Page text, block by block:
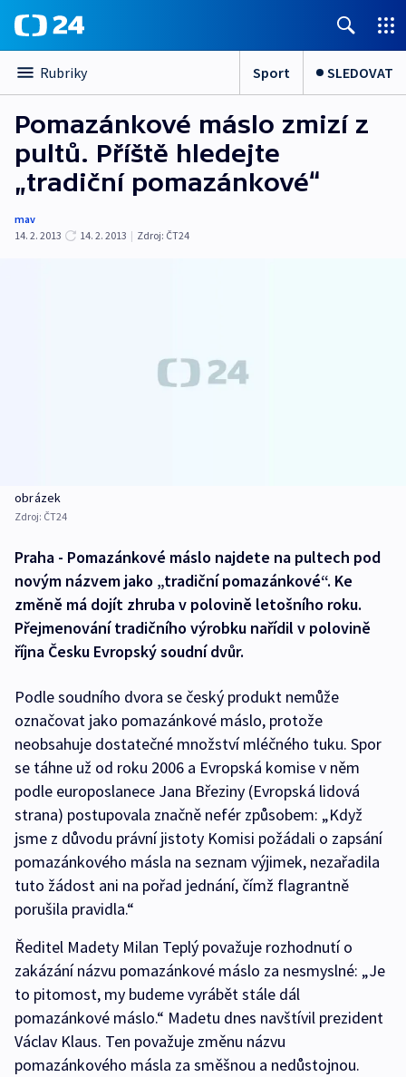
Rubriky Sport SLEDOVAT
Pomazánkové máslo zmizí z
pultů. Příště hledejte
„tradiční pomazánkové“
mav
14. 2. 2013
14. 2. 2013 | Zdroj: ČT24
obrázek
Zdroj: ČT24
Praha - Pomazánkové máslo najdete na pultech pod
novým názvem jako „tradiční pomazánkové“. Ke
změně má dojít zhruba v polovině letošního roku.
Přejmenování tradičního výrobku nařídil v polovině
října Česku Evropský soudní dvůr.
Podle soudního dvora se český produkt nemůže
označovat jako pomazánkové máslo, protože
neobsahuje dostatečné množství mléčného tuku. Spor
se táhne už od roku 2006 a Evropská komise v něm
podle europoslanece Jana Březiny (Evropská lidová
strana) postupovala značně nefér způsobem: „Když
jsme z důvodu právní jistoty Komisi požádali o zapsání
pomazánkového másla na seznam výjimek, nezařadila
tuto žádost ani na pořad jednání, čímž flagrantně
porušila pravidla.“
Ředitel Madety Milan Teplý považuje rozhodnutí o
zakázání názvu pomazánkové máslo za nesmyslné: „Je
to pitomost, my budeme vyrábět stále dál
pomazánkové máslo.“ Madetu dnes navštívil prezident
Václav Klaus. Ten považuje změnu názvu
pomazánkového másla za směšnou a nedůstojnou.